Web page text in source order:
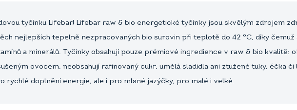
tyčinku Lifebar! Lifebar raw & bio energetické tyčinky jsou skvělým zdrojem
nejlepších tepelně nezpracovaných bio surovin při teplotě do 42 °C, díky
a minerálů. Tyčinky obsahují pouze prémiové ingredience v raw & bio kvalitě:
ovocem, neobsahují rafinovaný cukr, umělá sladidla ani ztužené tuky, éčka
rychlé doplnění energie, ale i pro mlsné jazýčky, pro malé i velké.